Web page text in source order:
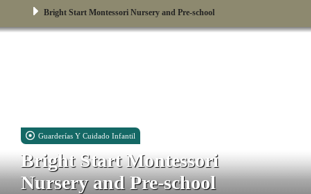
Bright Start Montessori Nursery and Pre-school
Guarderías Y Cuidado Infantil
Bright Start Montessori
Nursery and Pre-school